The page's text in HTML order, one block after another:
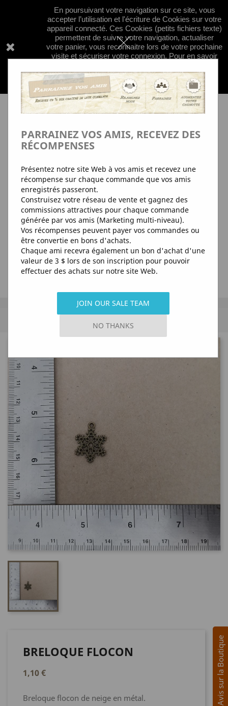
En poursuivant votre navigation sur ce site, vous
accepter l’utilisation et l'écriture de Cookies sur votre
appareil connecté. Ces Cookies (petits fichiers texte)
permettent de suivre votre navigation, actualiser
votre panier, vous reconnaitre lors de votre prochaine
visite et sécuriser votre connexion. Pour en savoir
savoir plus sur nos regles de confidentialité
concernant les cookies; clquez
ici
shopping_cart


BRELOQUE FLOCON
1,10 €
Breloque flocon de neige en métal.
PARRAINEZ VOS AMIS, RECEVEZ DES
RÉCOMPENSES
Présentez notre site Web à vos amis et recevez une
récompense sur chaque commande que vos amis
enregistrés passeront.
Construisez votre réseau de vente et gagnez des
commissions attractives pour chaque commande
générée par vos amis (Marketing multi-niveau).
Vos récompenses peuvent payer vos commandes ou
être convertie en bons d'achats.
Chaque ami recevra également un bon d'achat d'une
valeur de 3 $ lors de son inscription pour pouvoir
effectuer des achats sur notre site Web.
JOIN OUR SALE TEAM
NO THANKS
Avis sur la Boutique